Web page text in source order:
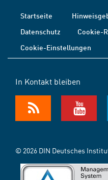
Startseite
Datenschutz
Cookie-
Cookie-Einstellungen
In Kontakt bleiben
© 2026 DIN Deutsches